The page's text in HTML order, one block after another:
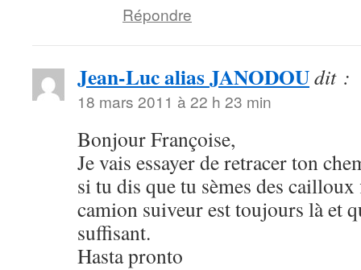
Répondre
Jean-Luc alias JANODOUdit :
18 mars 2011 à 22 h 23 min
Bonjour Françoise,
Je vais essayer de retracer ton
si tu dis que tu sèmes des
camion suiveur est toujours là et
suffisant.
Hasta pronto